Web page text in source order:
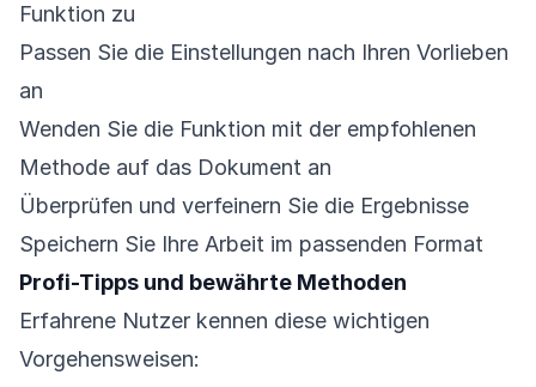
Funktion zu
Passen Sie die Einstellungen nach Ihren Vorlieben
an
Wenden Sie die Funktion mit der empfohlenen
Methode auf das Dokument an
Überprüfen und verfeinern Sie die Ergebnisse
Speichern Sie Ihre Arbeit im passenden Format
Profi-Tipps und bewährte Methoden
Erfahrene Nutzer kennen diese wichtigen
Vorgehensweisen: